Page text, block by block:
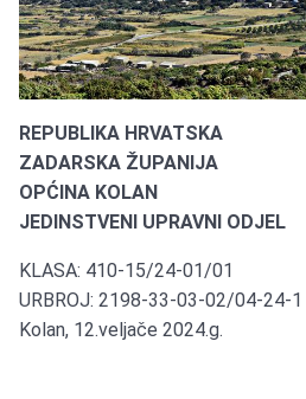
REPUBLIKA HRVATSKA
ZADARSKA ŽUPANIJA
OPĆINA KOLAN
JEDINSTVENI UPRAVNI ODJEL
KLASA: 410-15/24-01/01
URBROJ: 2198-33-03-02/04-24-1
Kolan, 12.veljače 2024.g.